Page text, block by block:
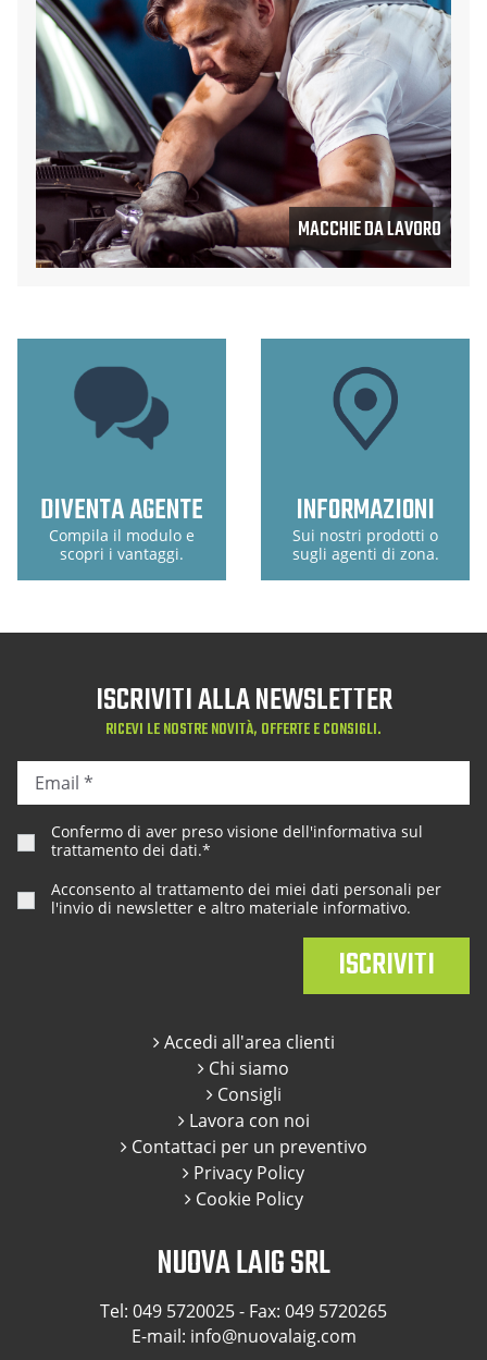
MACCHIE DA LAVORO
DIVENTA AGENTE
Compila il modulo e
scopri i vantaggi.
INFORMAZIONI
Sui nostri prodotti o
sugli agenti di zona.
NUOVA LAIG SRL
Tel: 049 5720025- Fax: 049 5720265
E-mail: info@nuovalaig.com
Accedi all'area clienti
Chi siamo
Consigli
Lavora con noi
Contattaci per un preventivo
Privacy Policy
Cookie Policy
ISCRIVITI ALLA NEWSLETTER
RICEVI LE NOSTRE NOVITÀ, OFFERTE E CONSIGLI.
Confermo di aver preso visione dell'informativa sul
trattamento dei dati.*
Acconsento al trattamento dei miei dati personali per
l'invio di newsletter e altro materiale informativo.